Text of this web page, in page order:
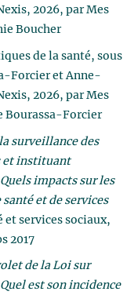
2026, par Mes
Boucher
de la santé, sous
Forcier et Anne-
2026, par Mes
Bourassa-Forcier
surveillance des
et instituant
impacts sur les
et de services
et services sociaux,
2017
de la Loi sur
est son incidence